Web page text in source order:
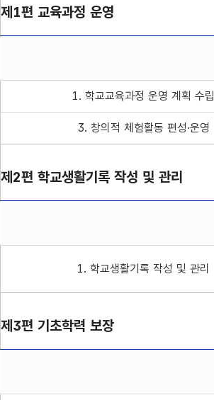
제1편 교육과정 운영
제1편 교육과정 운영 단위업무 정보
1. 학교교육과정 운영 계획 수립
3. 창의적 체험활동 편성·운영
제2편 학교생활기록 작성 및 관리
1. 학교생활기록 작성 및 관리
제3편 기초학력 보장